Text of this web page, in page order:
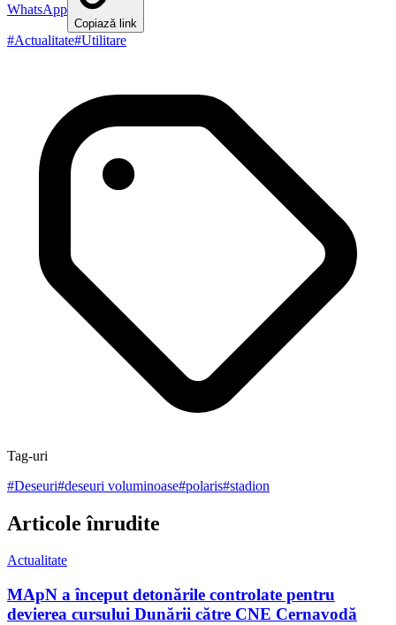
WhatsApp
Copiază link
#Actualitate#Utilitare
Tag-uri
#Deseuri#deseuri voluminoase#polaris#stadion
Articole înrudite
Actualitate
MApN a început detonările controlate pentru
devierea cursului Dunării către CNE Cernavodă